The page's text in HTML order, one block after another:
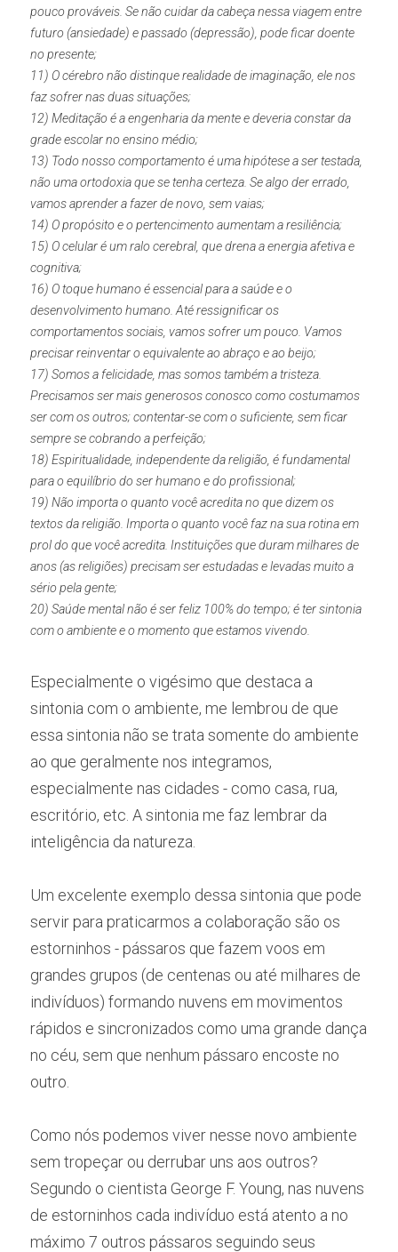
pouco prováveis. Se não cuidar da cabeça nessa viagem entre
futuro (ansiedade) e passado (depressão), pode ficar doente
no presente;
11) O cérebro não distinque realidade de imaginação, ele nos
faz sofrer nas duas situações;
12) Meditação é a engenharia da mente e deveria constar da
grade escolar no ensino médio;
13) Todo nosso comportamento é uma hipótese a ser testada,
não uma ortodoxia que se tenha certeza. Se algo der errado,
vamos aprender a fazer de novo, sem vaias;
14) O propósito e o pertencimento aumentam a resiliência;
15) O celular é um ralo cerebral, que drena a energia afetiva e
cognitiva;
16) O toque humano é essencial para a saúde e o
desenvolvimento humano. Até ressignificar os
comportamentos sociais, vamos sofrer um pouco. Vamos
precisar reinventar o equivalente ao abraço e ao beijo;
17) Somos a felicidade, mas somos também a tristeza.
Precisamos ser mais generosos conosco como costumamos
ser com os outros; contentar-se com o suficiente, sem ficar
sempre se cobrando a perfeição;
18) Espiritualidade, independente da religião, é fundamental
para o equilíbrio do ser humano e do profissional;
19) Não importa o quanto você acredita no que dizem os
textos da religião. Importa o quanto você faz na sua rotina em
prol do que você acredita. Instituições que duram milhares de
anos (as religiões) precisam ser estudadas e levadas muito a
sério pela gente;
20) Saúde mental não é ser feliz 100% do tempo; é ter sintonia
com o ambiente e o momento que estamos vivendo.
Especialmente o vigésimo que destaca a
sintonia com o ambiente, me lembrou de que
essa sintonia não se trata somente do ambiente
ao que geralmente nos integramos,
especialmente nas cidades - como casa, rua,
escritório, etc. A sintonia me faz lembrar da
inteligência da natureza.
Um excelente exemplo dessa sintonia que pode
servir para praticarmos a colaboração são os
estorninhos - pássaros que fazem voos em
grandes grupos (de centenas ou até milhares de
indivíduos) formando nuvens em movimentos
rápidos e sincronizados como uma grande dança
no céu, sem que nenhum pássaro encoste no
outro.
Como nós podemos viver nesse novo ambiente
sem tropeçar ou derrubar uns aos outros?
Segundo o cientista George F. Young, nas nuvens
de estorninhos cada indivíduo está atento a no
máximo 7 outros pássaros seguindo seus